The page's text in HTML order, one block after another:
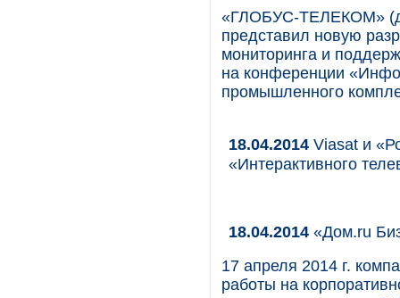
«ГЛОБУС-ТЕЛЕКОМ»
представил новую
мониторинга и
на конференции
промышленного
18.04.2014 Viasat и
«Интерактивного
18.04.2014 «Дом.ru
17 апреля 2014 г.
работы на